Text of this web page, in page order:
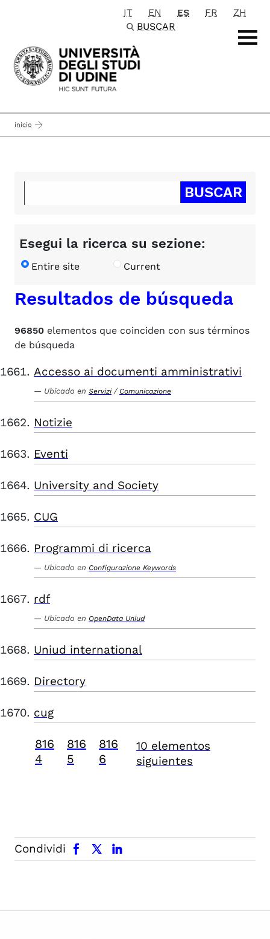
Passa al contenuto principale
IT EN ES FR
ZH
BUSCAR
inicio
Esegui la ricerca su sezione:
Entire site Current
Resultados de búsqueda
96850 elementos que coinciden con sus términos
de búsqueda
Accesso ai documenti amministrativi
Ubicado en Servizi / Comunicazione
Notizie
Eventi
University and Society
CUG
Programmi di ricerca
Ubicado en Configurazione Keywords
rdf
Ubicado en OpenData Uniud
Uniud international
Directory
cug
816
4
816
5
816
6
10 elementos
siguientes
Condividi
facebook x.com linkedin